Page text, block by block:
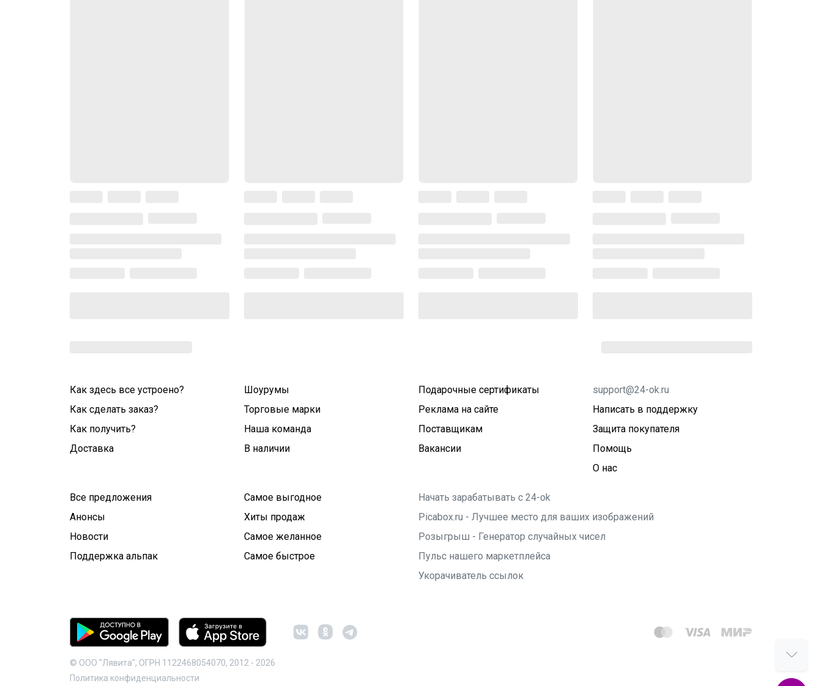
Как здесь все устроено?
Как сделать заказ?
Как получить?
Доставка
Шоурумы
Торговые марки
Наша команда
В наличии
Подарочные сертификаты
Реклама на сайте
Поставщикам
Вакансии
support@24-ok.ru
Написать в поддержку
Защита покупателя
Помощь
О нас
Все предложения
Анонсы
Новости
Поддержка альпак
Самое выгодное
Хиты продаж
Самое желанное
Самое быстрое
Начать зарабатывать с 24-ok
Picabox.ru - Лучшее место для ваших изображений
Розыгрыш - Генератор случайных чисел
Пульс нашего маркетплейса
Укорачиватель ссылок
© ООО "Лявита", ОГРН 1122468054070, 2012 - 2026
Политика конфиденциальности